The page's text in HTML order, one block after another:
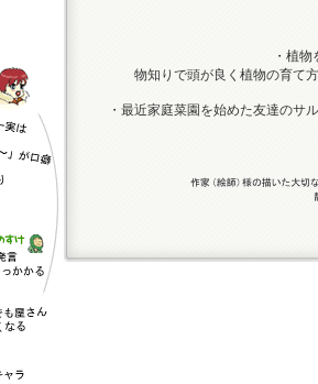
・植
物知りで頭が良く植物の育て
・最近家庭菜園を始めた友達のサ